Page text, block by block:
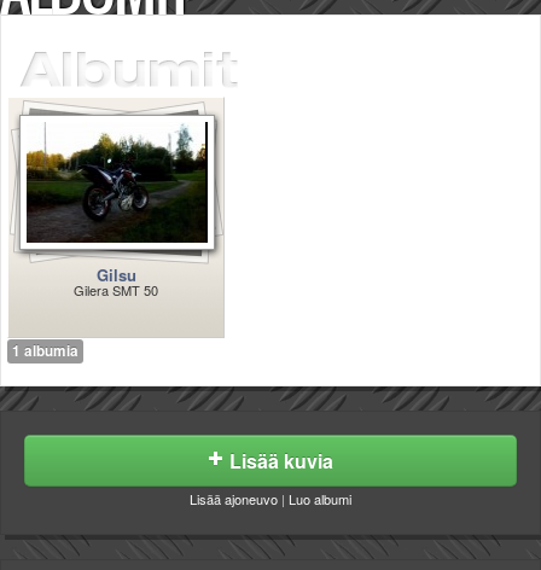
Säännöt ja ohjeet
Uudet ajoneuvot
Uudet kuvat
Uudet videot
Uudet kommentit
MYYDÄÄN
Haku
Ohjeet
Ajoneuvot
TIETOPANKKI
TAPAHTUMAT
MP15 kuvia
MP14 kuvia
MP13 kuvia
ACS 2015 kuvia
SÄÄ
Valitse paikkakunta
Gilsu
Gilera SMT 50
1 albumia
Lisää kuvia
Lisää ajoneuvo | Luo albumi